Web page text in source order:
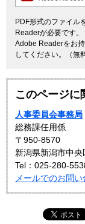
PDF形式のファイル
Readerが必要です。
Adobe Readerをお
してください。（無料
このページに
人事委員会事務局
総務課任用係
〒950-8570
新潟県新潟市中
Tel：025-280-
メールでのお問